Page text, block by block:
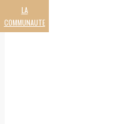
LA
COMMUNAUTE